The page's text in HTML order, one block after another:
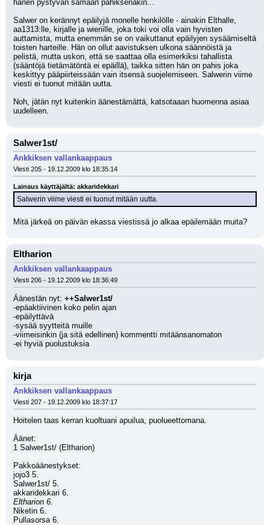
hänen pystyvän samaan pahiksenakin...
Salwer on kerännyt epäilyjä monelle henkilölle - ainakin Elthalle,
aa1313:lle, kirjalle ja wieriille, joka toki voi olla vain hyvisten
auttamista, mutta enemmän se on vaikuttanut epäilyjen sysäämiseltä
toisten harteille. Hän on ollut aavistuksen ulkona säännöistä ja
pelistä, mutta uskon, että se saattaa olla esimerkiksi tahallista
(sääntöjä tietämätöntä ei epäillä), taikka sitten hän on pahis joka
keskittyy pääpiirteissään vain itsensä suojelemiseen. Salwerin viime
viesti ei tuonut mitään uutta.
Noh, jätän nyt kuitenkin äänestämättä, katsotaaan huomenna asiaa
uudelleen.
Salwer1st/
Ankkiksen vallankaappaus
Viesti 205 - 19.12.2009 klo 18:35:14
Lainaus käyttäjältä: akkaridekkari
Salwerin viime viesti ei tuonut mitään uutta.
Mitä järkeä on päivän ekassa viestissä jo alkaa epäilemään muita?
Eltharion
Ankkiksen vallankaappaus
Viesti 206 - 19.12.2009 klo 18:36:49
Äänestän nyt: ++Salwer1st/
-epäaktiivinen koko pelin ajan
-epäilyttävä
-sysää syytteitä muille
-viimeisinkin (ja sitä edellinen) kommentti mitäänsanomaton
-ei hyviä puolustuksia
kirja
Ankkiksen vallankaappaus
Viesti 207 - 19.12.2009 klo 18:37:17
Hoitelen taas kerran kuoltuani apuilua, puolueettomana.
Äänet:
1 Salwer1st/ (Eltharion)
Pakkoäänestykset:
jojo3 5.
Salwer1st/ 5.
akkaridekkari 6.
Eltharion 6.
Niketin 6.
Pullasorsa 6.